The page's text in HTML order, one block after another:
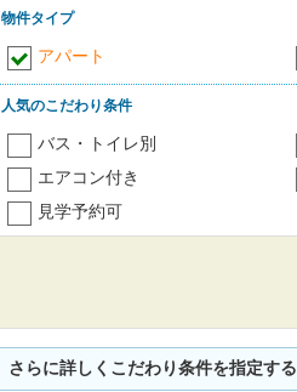
物件タイプ
アパート
人気のこだわり条件
バス・トイレ別
エアコン付き
見学予約可
さらに詳しくこだわり条件を指定する